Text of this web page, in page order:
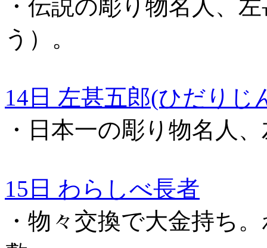
・伝説の彫り物名人、
う）。
14日 左甚五郎(ひだりじ
・日本一の彫り物名人
15日 わらしべ長者
・物々交換で大金持